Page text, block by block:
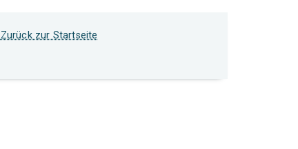
Zurück zur Startseite